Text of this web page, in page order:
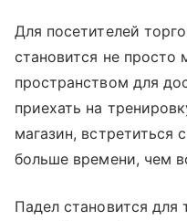
Для посетителей
становится не просто
пространством для
приехать на
магазин, встретиться
больше времени, чем
Падел становится для